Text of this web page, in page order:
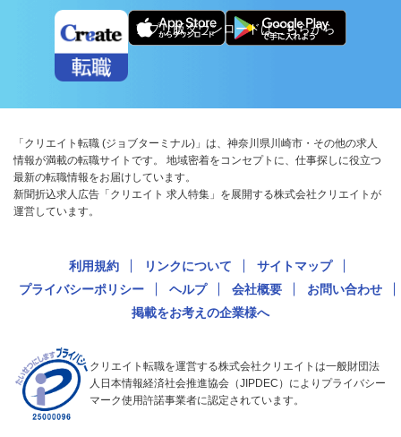
アプリ版ダウンロードはこちらから
「クリエイト転職 (ジョブターミナル)」は、神奈川県川崎市・その他の求人
情報が満載の転職サイトです。 地域密着をコンセプトに、仕事探しに役立つ
最新の転職情報をお届けしています。
新聞折込求人広告「クリエイト 求人特集」を展開する株式会社クリエイトが
運営しています。
利用規約 リンクについて
サイトマップ
プライバシーポリシー
ヘルプ 会社概要
お問い合わせ
掲載をお考えの企業様へ
クリエイト転職を運営する株式会社クリエイトは一般財団法
人日本情報経済社会推進協会（JIPDEC）によりプライバシー
マーク使用許諾事業者に認定されています。